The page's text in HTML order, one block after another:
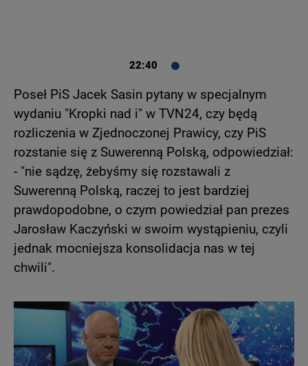
22:40
Poseł PiS Jacek Sasin pytany w specjalnym
wydaniu "Kropki nad i" w TVN24, czy będą
rozliczenia w Zjednoczonej Prawicy, czy PiS
rozstanie się z Suwerenną Polską, odpowiedział:
- "nie sądzę, żebyśmy się rozstawali z
Suwerenną Polską, raczej to jest bardziej
prawdopodobne, o czym powiedział pan prezes
Jarosław Kaczyński w swoim wystąpieniu, czyli
jednak mocniejsza konsolidacja nas w tej
chwili".